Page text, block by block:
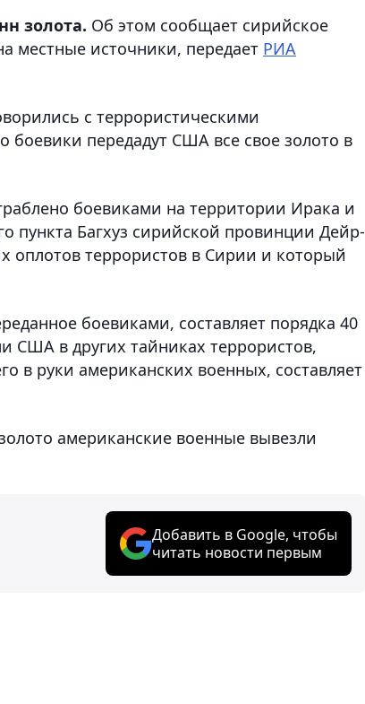
золота. Об этом сообщает сирийское
местные источники, передает РИА
с террористическими
передадут США все свое золото в
боевиками на территории Ирака и
пункта Багхуз сирийской провинции Дейр-
оплотов террористов в Сирии и который
боевиками, составляет порядка 40
США в других тайниках террористов,
в руки американских военных, составляет
американские военные вывезли
Добавить в Google, чтобы
читать новости первым